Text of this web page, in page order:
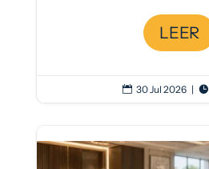
LEER
 30 Jul 2026 | 